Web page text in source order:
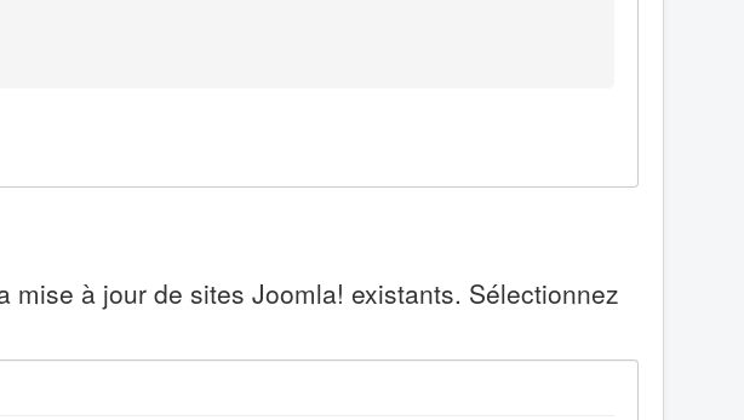
à jour de sites Joomla! existants. Sélectionnez